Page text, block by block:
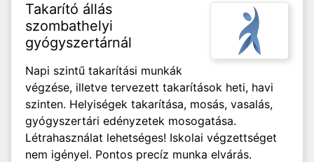
Takarító állás
szombathelyi
gyógyszertárnál
Napi szintű takarítási munkák
végzése, illetve tervezett takarítások heti, havi
szinten. Helyiségek takarítása, mosás, vasalás,
gyógyszertári edényzetek mosogatása.
Létrahasználat lehetséges! Iskolai végzettséget
nem igényel. Pontos precíz munka elvárás.